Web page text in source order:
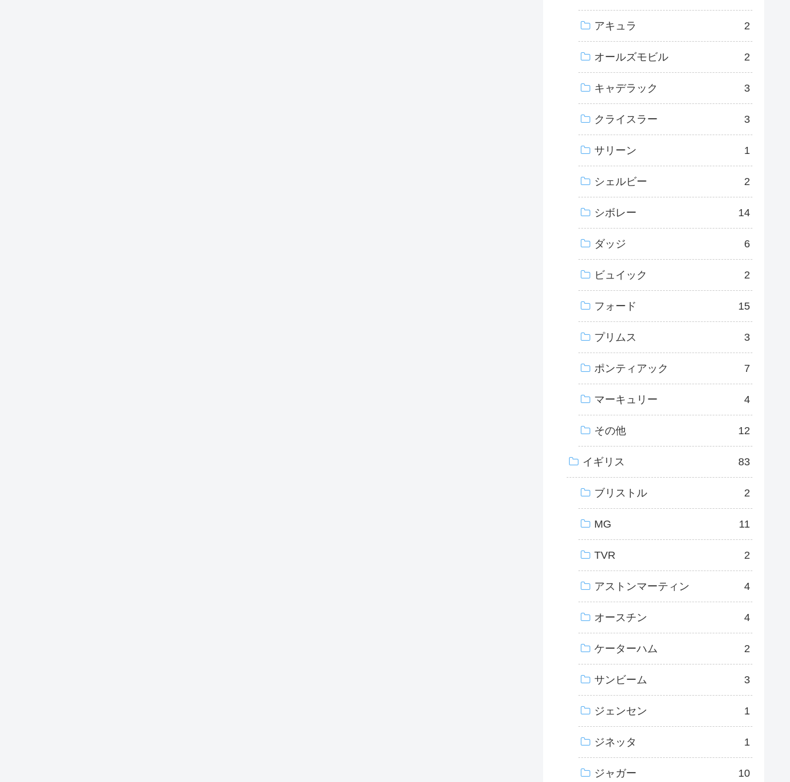
アキュラ 2
オールズモビル 2
キャデラック 3
クライスラー 3
サリーン 1
シェルビー 2
シボレー 14
ダッジ 6
ビュイック 2
フォード 15
プリムス 3
ポンティアック 7
マーキュリー 4
その他 12
イギリス 83
ブリストル 2
MG 11
TVR 2
アストンマーティン 4
オースチン 4
ケーターハム 2
サンビーム 3
ジェンセン 1
ジネッタ 1
ジャガー 10